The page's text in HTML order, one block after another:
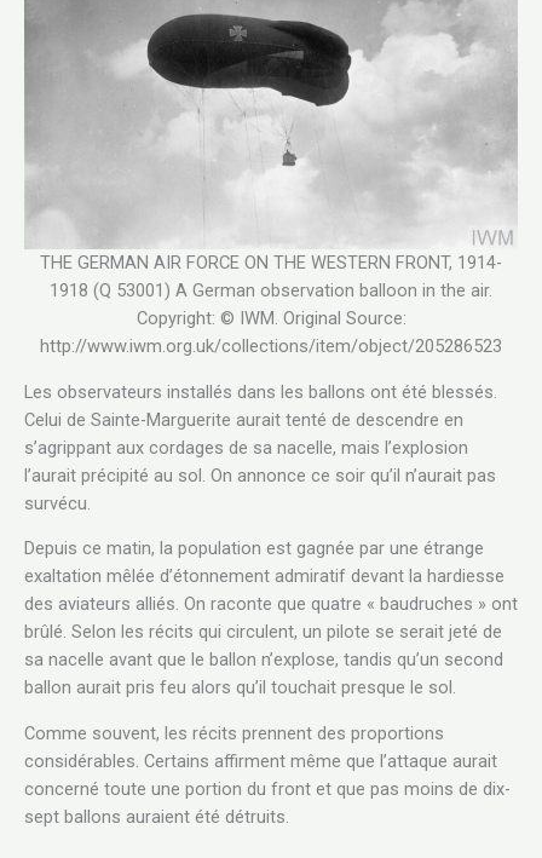
THE GERMAN AIR FORCE ON THE WESTERN FRONT, 1914-
1918 (Q 53001) A German observation balloon in the air.
Copyright: © IWM. Original Source:
http://www.iwm.org.uk/collections/item/object/205286523
Les observateurs installés dans les ballons ont été blessés.
Celui de Sainte-Marguerite aurait tenté de descendre en
s’agrippant aux cordages de sa nacelle, mais l’explosion
l’aurait précipité au sol. On annonce ce soir qu’il n’aurait pas
survécu.
Depuis ce matin, la population est gagnée par une étrange
exaltation mêlée d’étonnement admiratif devant la hardiesse
des aviateurs alliés. On raconte que quatre « baudruches » ont
brûlé. Selon les récits qui circulent, un pilote se serait jeté de
sa nacelle avant que le ballon n’explose, tandis qu’un second
ballon aurait pris feu alors qu’il touchait presque le sol.
Comme souvent, les récits prennent des proportions
considérables. Certains affirment même que l’attaque aurait
concerné toute une portion du front et que pas moins de dix-
sept ballons auraient été détruits.